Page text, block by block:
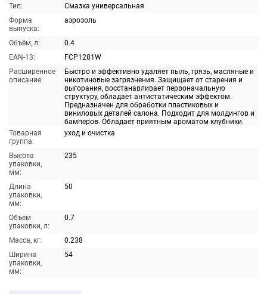
Тип:
Смазка универсальная
Форма
выпуска:
аэрозоль
Объём, л:
0.4
EAN-13:
FCP1281W
Расширенное
описание:
Быстро и эффективно удаляет пыль, грязь, масляные и
никотиновые загрязнения. Защищает от старения и
выгорания, восстанавливает первоначальную
структуру, обладает антистатическим эффектом.
Предназначен для обработки пластиковых и
виниловых деталей салона. Подходит для молдингов и
бамперов. Обладает приятным ароматом клубники.
Товарная
группа:
уход и очистка
Высота
упаковки,
мм:
235
Длина
упаковки,
мм:
50
Объем
упаковки, л:
0.7
Масса, кг:
0.238
Ширина
упаковки,
мм:
54